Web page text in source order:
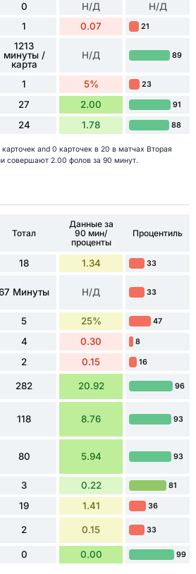
0 Н/Д Н/Д
1 0.07 21
1213
минуты /
карта
Н/Д 89
1 5% 23
27 2.00 91
24 1.78 88
and 0 карточек в 20 в матчах Вторая
совершают 2.00 фолов за 90 минут.
Тотал
Данные за
90 мин/
проценты
Процентиль
18 1.34 33
Минуты Н/Д 33
5 25% 47
4 0.30 8
2 0.15 16
282 20.92 96
118 8.76 93
80 5.94 93
3 0.22 81
19 1.41 36
2 0.15 33
0 0.00 99